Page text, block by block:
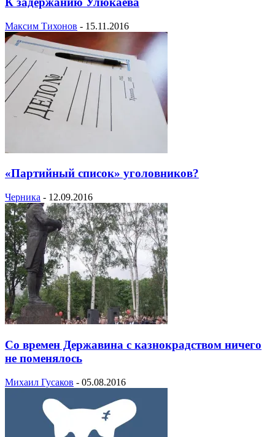
Максим Тихонов - 15.11.2016
«Партийный список» уголовников?
Черника - 12.09.2016
Со времен Державина с казнокрадством ничего
не поменялось
Михаил Гусаков - 05.08.2016